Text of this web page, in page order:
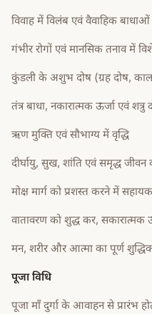
विवाह में विलंब एवं वैवाहिक बाधाओं
गंभीर रोगों एवं मानसिक तनाव में
कुंडली के अशुभ दोष (ग्रह दोष,
तंत्र बाधा, नकारात्मक ऊर्जा एवं शत्रु
ऋण मुक्ति एवं सौभाग्य में वृद्धि
दीर्घायु, सुख, शांति एवं समृद्ध जीवन
मोक्ष मार्ग को प्रशस्त करने में सहायक
वातावरण को शुद्ध कर, सकारात्मक
मन, शरीर और आत्मा का पूर्ण
पूजा विधि
पूजा माँ दुर्गा के आवाहन से प्रारंभ